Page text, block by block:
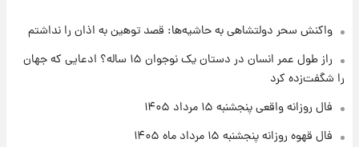
۲۲ ساعت پیش
۲۳ ساعت پیش
واکنش سحر دولتشاهی به حاشیه‌ها: قصد توهین به اذان را نداشتم
راز طول عمر انسان در دستان یک نوجوان ۱۵ ساله؟ ادعایی که جهان
را شگفت‌زده کرد
فال روزانه واقعی پنجشنبه ۱۵ مرداد ۱۴۰۵
فال قهوه روزانه پنجشنبه ۱۵ مرداد ماه ۱۴۰۵